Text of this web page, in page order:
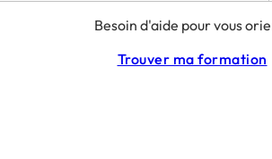
Besoin d'aide pour vous
Trouver ma formation
RGPD